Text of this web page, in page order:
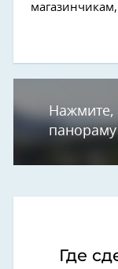
Нажмите,
панораму
Где